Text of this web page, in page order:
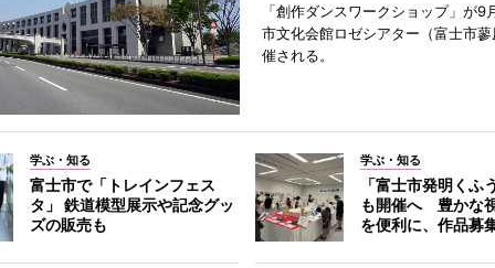
「創作ダンスワークショップ」が9
市文化会館ロゼシアター（富士市
催される。
学ぶ・知る
富士市で「トレインフェス
タ」 鉄道模型展示や記念グッ
ズの販売も
学ぶ・知る
「富士市発明くふ
も開催へ 豊かな
を便利に、作品募